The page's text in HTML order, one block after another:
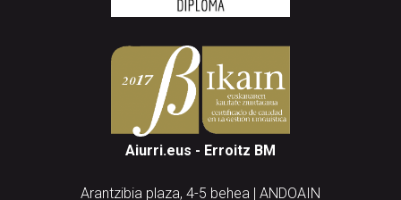
Aiurri.eus - Erroitz BM
Arantzibia plaza, 4-5 behea | ANDOAIN